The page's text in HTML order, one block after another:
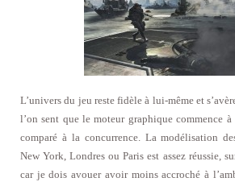
L’univers du jeu reste fidèle à lui-même et
l’on sent que le moteur graphique commence à
comparé à la concurrence. La modélisation
New York, Londres ou Paris est assez réussie,
car je dois avouer avoir moins accroché à